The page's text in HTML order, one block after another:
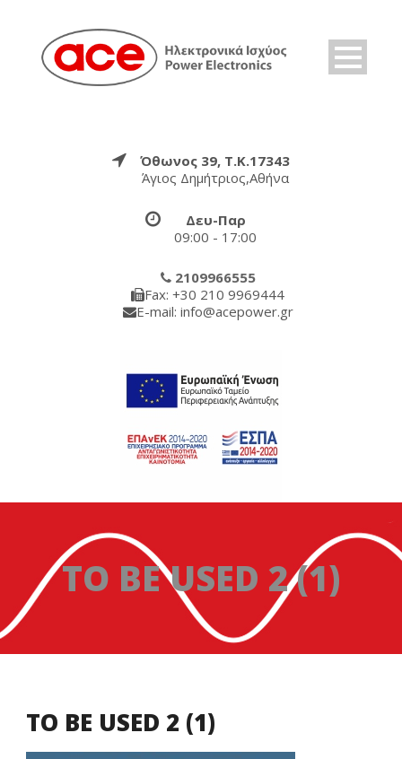
Όθωνος 39, Τ.Κ.17343
Άγιος Δημήτριος,Αθήνα
Δευ-Παρ
09:00 - 17:00
2109966555
Fax: +30 210 9969444
E-mail: info@acepower.gr
TO BE USED 2 (1)
TO BE USED 2 (1)